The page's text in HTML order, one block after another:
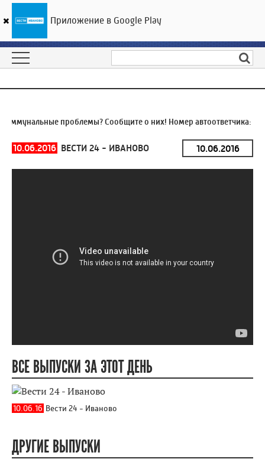
ГТРК «Ивтелерадио»
проблемы? Сообщите о них! Номер автоответчика:8
10.06.2016 ВЕСТИ 24 - ИВАНОВО
ВСЕ ВЫПУСКИ ЗА ЭТОТ ДЕНЬ
10.06.16 Вести 24 - Иваново
ДРУГИЕ ВЫПУСКИ
Приложение в Google Play